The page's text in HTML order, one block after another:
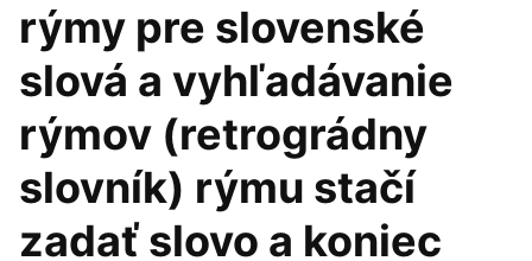
rýmy pre slovenské
slová a vyhľadávanie
rýmov (retrográdny
slovník) rýmu stačí
zadať slovo a koniec